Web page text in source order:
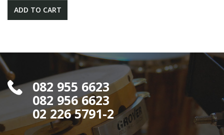
ADD TO CART
082 955 6623
082 956 6623
02 226 5791-2